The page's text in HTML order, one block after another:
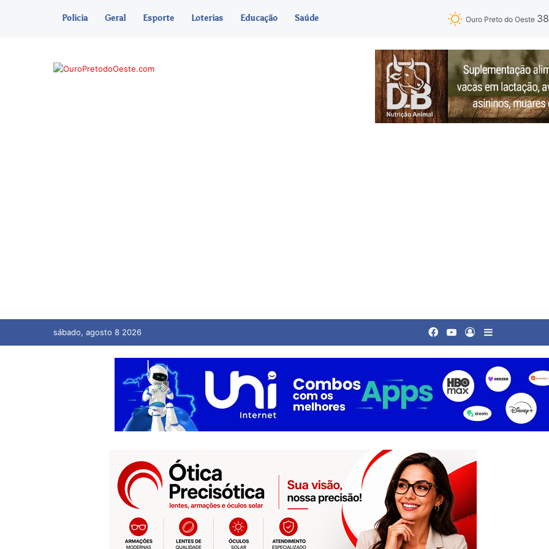
Policia Geral Esporte Loterias Educação Saúde Ouro Preto do Oeste
sábado, agosto 8 2026 Facebook
YouTube
EntrarBarra